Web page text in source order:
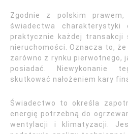
Zgodnie z polskim prawem,
świadectwa charakterystyki
praktycznie każdej transakcji
nieruchomości. Oznacza to,
zarówno z rynku pierwotnego,
posiadać. Niewykonanie
skutkować nałożeniem kary
Świadectwo to określa
energię potrzebną do
wentylacji i klimatyzacji.